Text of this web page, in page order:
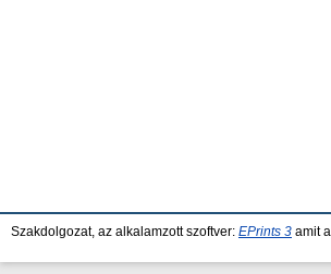
Szakdolgozat, az alkalamzott szoftver: EPrints 3 amit a